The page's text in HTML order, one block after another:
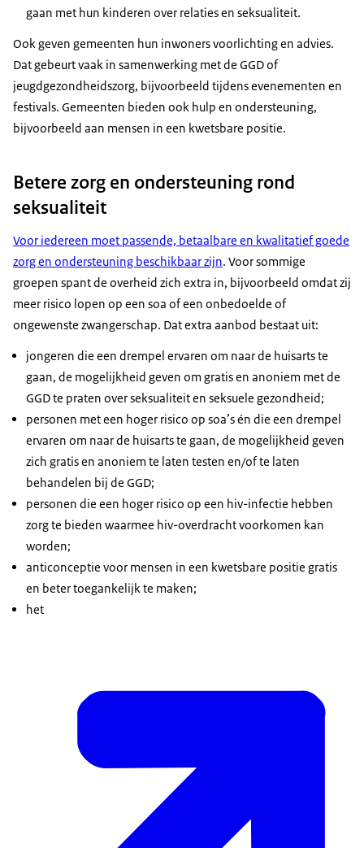
gaan met hun kinderen over relaties en seksualiteit.
Ook geven gemeenten hun inwoners voorlichting en advies.
Dat gebeurt vaak in samenwerking met de GGD of
jeugdgezondheidszorg, bijvoorbeeld tijdens evenementen en
festivals. Gemeenten bieden ook hulp en ondersteuning,
bijvoorbeeld aan mensen in een kwetsbare positie.
Betere zorg en ondersteuning rond
seksualiteit
Voor iedereen moet passende, betaalbare en kwalitatief goede
zorg en ondersteuning beschikbaar zijn. Voor sommige
groepen spant de overheid zich extra in, bijvoorbeeld omdat zij
meer risico lopen op een soa of een onbedoelde of
ongewenste zwangerschap. Dat extra aanbod bestaat uit:
jongeren die een drempel ervaren om naar de huisarts te
gaan, de mogelijkheid geven om gratis en anoniem met de
GGD te praten over seksualiteit en seksuele gezondheid;
personen met een hoger risico op soa’s én die een drempel
ervaren om naar de huisarts te gaan, de mogelijkheid geven
zich gratis en anoniem te laten testen en/of te laten
behandelen bij de GGD;
personen die een hoger risico op een hiv-infectie hebben
zorg te bieden waarmee hiv-overdracht voorkomen kan
worden;
anticonceptie voor mensen in een kwetsbare positie gratis
en beter toegankelijk te maken;
het